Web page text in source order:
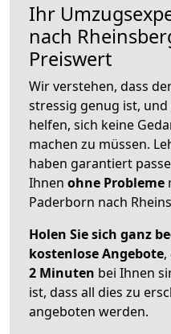
Ihr
nach
Preiswert
Wir verstehen, dass
stressig genug ist,
helfen, sich keine
machen zu müssen.
haben garantiert
Ihnen ohne Probleme
Paderborn nach
Holen Sie sich ganz
kostenlose Angebote
2 Minuten bei Ihnen
ist, dass all dies zu
angeboten werden.